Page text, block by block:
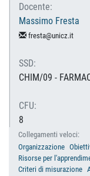
Docente:
Massimo Fresta
fresta@unicz.it
SSD:
CHIM/09 -
CFU:
8
Collegamenti veloci:
Organizzazione
Risorse per
Criteri di misurazione